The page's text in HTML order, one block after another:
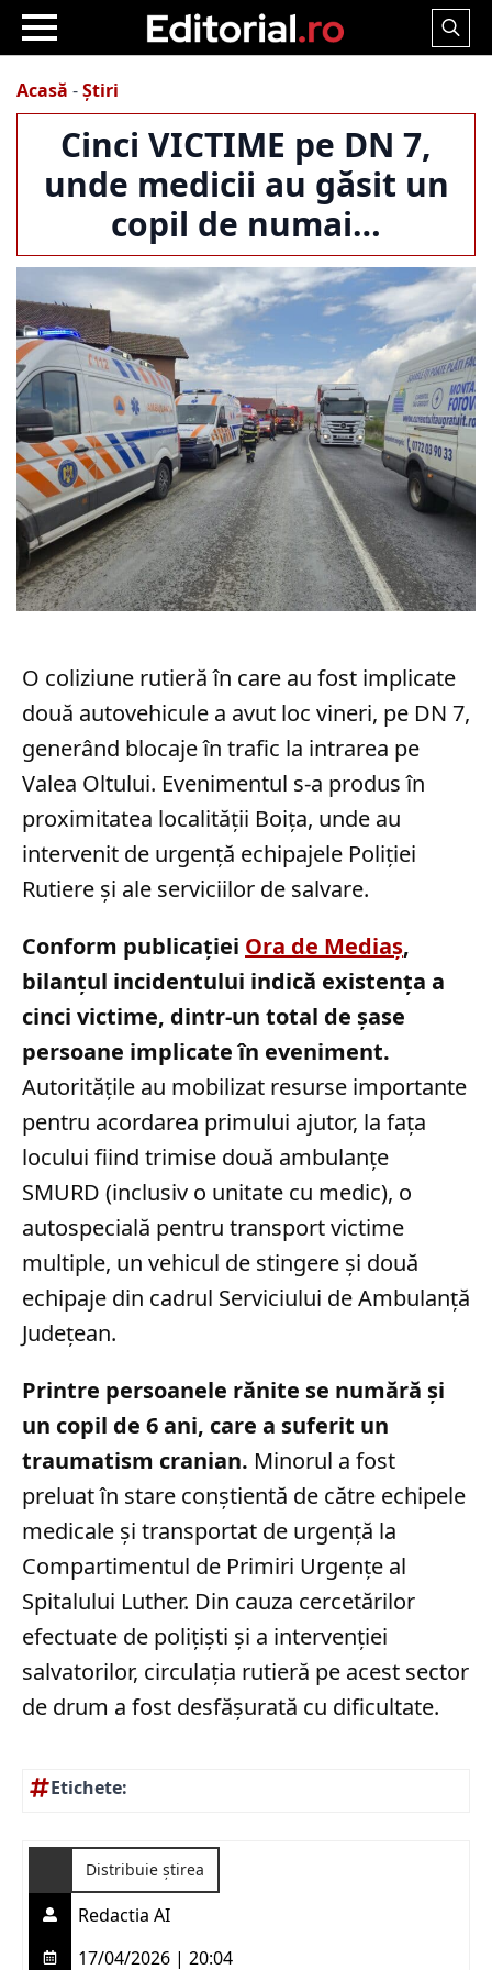
Search
Acasă -Știri
Cinci VICTIME pe DN 7,
unde medicii au găsit un
copil de numai…
O coliziune rutieră în care au fost implicate
două autovehicule a avut loc vineri, pe DN 7,
generând blocaje în trafic la intrarea pe
Valea Oltului. Evenimentul s-a produs în
proximitatea localității Boița, unde au
intervenit de urgență echipajele Poliției
Rutiere și ale serviciilor de salvare.
Conform publicației Ora de Mediaș,
bilanțul incidentului indică existența a
cinci victime, dintr-un total de șase
persoane implicate în eveniment.
Autoritățile au mobilizat resurse importante
pentru acordarea primului ajutor, la fața
locului fiind trimise două ambulanțe
SMURD (inclusiv o unitate cu medic), o
autospecială pentru transport victime
multiple, un vehicul de stingere și două
echipaje din cadrul Serviciului de Ambulanță
Județean.
Printre persoanele rănite se numără și
un copil de 6 ani, care a suferit un
traumatism cranian. Minorul a fost
preluat în stare conștientă de către echipele
medicale și transportat de urgență la
Compartimentul de Primiri Urgențe al
Spitalului Luther. Din cauza cercetărilor
efectuate de polițiști și a intervenției
salvatorilor, circulația rutieră pe acest sector
de drum a fost desfășurată cu dificultate.
Etichete:
Distribuie știrea
Redactia AI
17/04/2026 | 20:04